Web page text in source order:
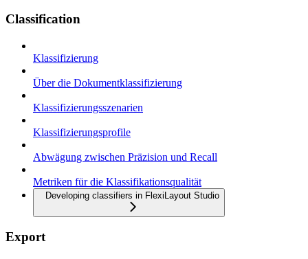
Classification
Klassifizierung
Über die Dokumentklassifizierung
Klassifizierungsszenarien
Klassifizierungsprofile
Abwägung zwischen Präzision und Recall
Metriken für die Klassifikationsqualität
Developing classifiers in FlexiLayout Studio
Export